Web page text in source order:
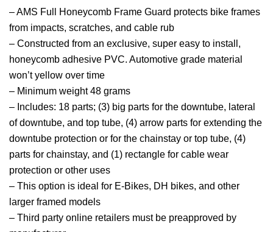
– AMS Full Honeycomb Frame Guard protects bike frames
from impacts, scratches, and cable rub
– Constructed from an exclusive, super easy to install,
honeycomb adhesive PVC. Automotive grade material
won’t yellow over time
– Minimum weight 48 grams
– Includes: 18 parts; (3) big parts for the downtube, lateral
of downtube, and top tube, (4) arrow parts for extending the
downtube protection or for the chainstay or top tube, (4)
parts for chainstay, and (1) rectangle for cable wear
protection or other uses
– This option is ideal for E-Bikes, DH bikes, and other
larger framed models
– Third party online retailers must be preapproved by